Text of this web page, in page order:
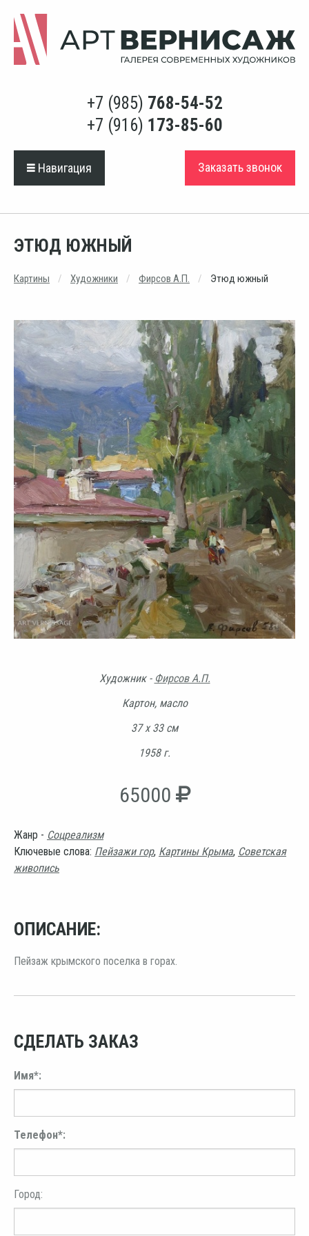
+7 (985) 768-54-52
+7 (916) 173-85-60
Навигация Заказать звонок
ЭТЮД ЮЖНЫЙ
Картины Художники Фирсов А.П. Этюд южный
Художник - Фирсов А.П.
Картон, масло
37 х 33 см
1958 г.
65000
Жанр - Соцреализм
Ключевые слова: Пейзажи гор, Картины Крыма, Советская
живопись
ОПИСАНИЕ:
Пейзаж крымского поселка в горах.
СДЕЛАТЬ ЗАКАЗ
Имя*:
Телефон*:
Город: